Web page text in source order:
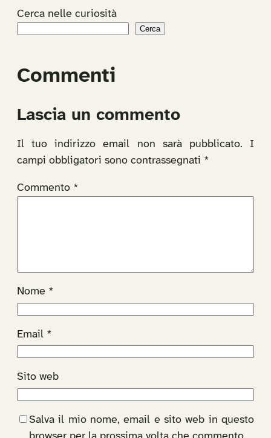
Cerca nelle curiosità
Cerca
Commenti
Lascia un commento
Il tuo indirizzo email non sarà pubblicato.
I
campi obbligatori sono contrassegnati *
Commento *
Nome *
Email *
Sito web
Salva il mio nome, email e sito web in questo